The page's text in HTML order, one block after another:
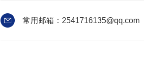
常用邮箱：2541716135@qq.com